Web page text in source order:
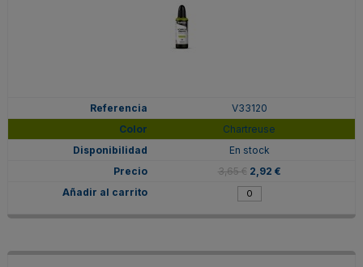
V33120
Chartreuse
En stock
3,65 € 2,92 €